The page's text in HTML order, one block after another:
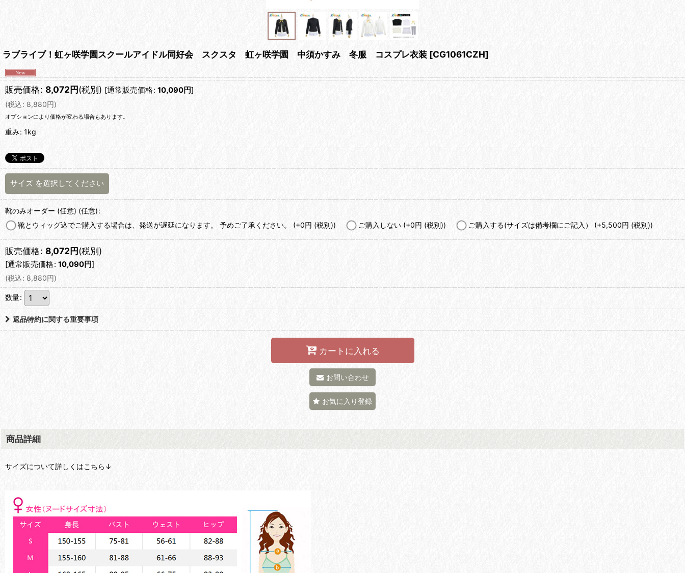
ラブライブ！虹ヶ咲学園スクールアイドル同好会 スクスタ 虹ヶ咲学園 中須かすみ 冬服 コスプレ衣装 [CG1061CZH]
販売価格: 8,072円(税別) [通常販売価格: 10,090円]
(税込: 8,880円)
オプションにより価格が変わる場合もあります。
重み: 1kg
サイズ を選択してください
靴のみオーダー (任意) (任意):
靴とウィッグ込でご購入する場合は、発送が遅延になります。 予めご了承ください。 (+0円 (税別)) ご購入しない (+0円 (税別)) ご購入する(サイズは備考欄にご記入） (+5,500円 (税別))
販売価格: 8,072円(税別)
[通常販売価格: 10,090円]
(税込: 8,880円)
数量:
返品特約に関する重要事項
カートに入れる
お問い合わせ
お気に入り登録
商品詳細
サイズについて詳しくはこちら↓